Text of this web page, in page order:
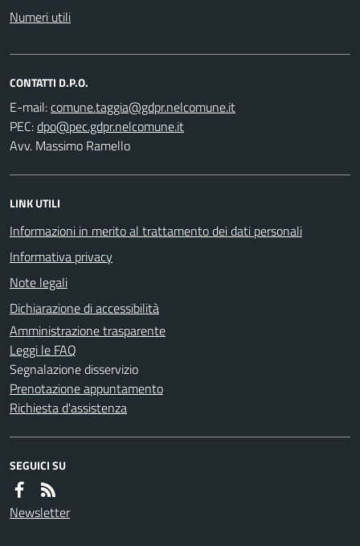
Numeri utili
CONTATTI D.P.O.
E-mail:
PEC:
Avv. Massimo Ramello
LINK UTILI
Informazioni in merito al trattamento dei dati personali
Informativa privacy
Note legali
Dichiarazione di accessibilità
Amministrazione trasparente
Leggi le FAQ
Segnalazione disservizio
Prenotazione appuntamento
Richiesta d'assistenza
SEGUICI SU
Newsletter